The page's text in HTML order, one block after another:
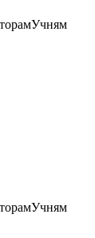
Учням
Учням